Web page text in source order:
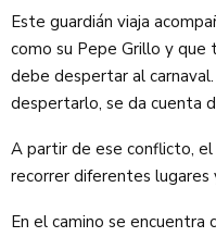
Este guardián viaja
como su Pepe Grillo y que
debe despertar al
despertarlo, se da cuenta
A partir de ese conflicto, el
recorrer diferentes lugares
En el camino se encuentra